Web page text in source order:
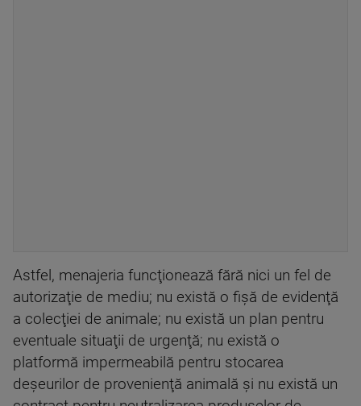
Astfel, menajeria funcţionează fără nici un fel de
autorizaţie de mediu; nu există o fişă de evidenţă
a colecţiei de animale; nu există un plan pentru
eventuale situaţii de urgenţă; nu există o
platformă impermeabilă pentru stocarea
deşeurilor de provenienţă animală şi nu există un